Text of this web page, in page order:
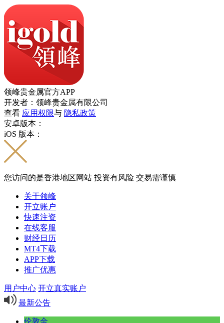
领峰贵金属官方APP
开发者：领峰贵金属有限公司
查看 应用权限与 隐私政策
安卓版本：
iOS 版本：
您访问的是香港地区网站 投资有风险 交易需谨慎
关于领峰
开立账户
快速注资
在线客服
财经日历
MT4下载
APP下载
推广优惠
用户中心 开立真实账户
最新公告
伦敦金